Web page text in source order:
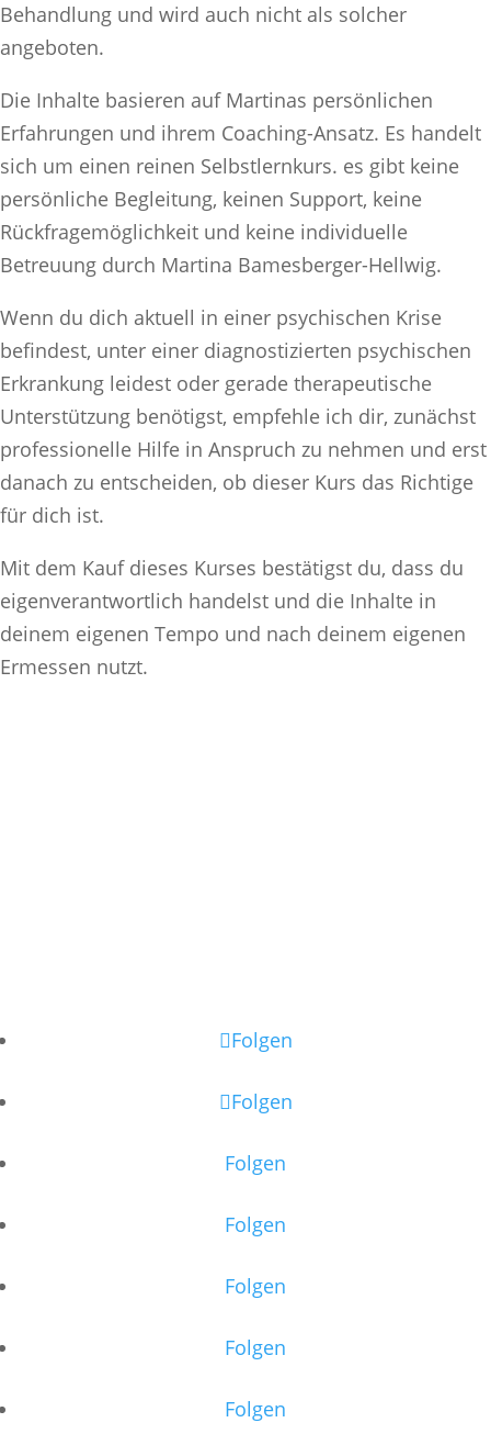
Behandlung und wird auch nicht als solcher
angeboten.
Die Inhalte basieren auf Martinas persönlichen
Erfahrungen und ihrem Coaching-Ansatz. Es handelt
sich um einen reinen Selbstlernkurs. es gibt keine
persönliche Begleitung, keinen Support, keine
Rückfragemöglichkeit und keine individuelle
Betreuung durch Martina Bamesberger-Hellwig.
Wenn du dich aktuell in einer psychischen Krise
befindest, unter einer diagnostizierten psychischen
Erkrankung leidest oder gerade therapeutische
Unterstützung benötigst, empfehle ich dir, zunächst
professionelle Hilfe in Anspruch zu nehmen und erst
danach zu entscheiden, ob dieser Kurs das Richtige
für dich ist.
Mit dem Kauf dieses Kurses bestätigst du, dass du
eigenverantwortlich handelst und die Inhalte in
deinem eigenen Tempo und nach deinem eigenen
Ermessen nutzt.
Folgen
Folgen
Folgen
Folgen
Folgen
Folgen
Folgen